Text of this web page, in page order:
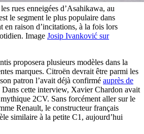
rues enneigées d’Asahikawa, au
le segment le plus populaire dans
en raison d’incitations, à la fois lors
Image Josip Ivanković sur
proposera plusieurs modèles dans la
marques. Citroën devrait être parmi les
patron l’avait déjà confirmé auprès de
Dans cette interview, Xavier Chardon avait
2CV. Sans forcément aller sur le
Renault, le constructeur français
similaire à la petite C1, aujourd’hui